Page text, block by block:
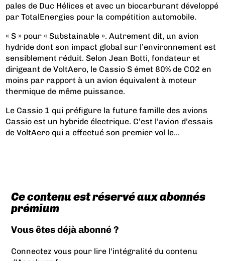
pales de Duc Hélices et avec un biocarburant développé
par TotalEnergies pour la compétition automobile.
« S » pour « Substainable ». Autrement dit, un avion
hydride dont son impact global sur l’environnement est
sensiblement réduit. Selon Jean Botti, fondateur et
dirigeant de VoltAero, le Cassio S émet 80% de CO2 en
moins par rapport à un avion équivalent à moteur
thermique de même puissance.
Le Cassio 1 qui préfigure la future famille des avions
Cassio est un hybride électrique. C’est l’avion d’essais
de VoltAero qui a effectué son premier vol le...
Ce contenu est réservé aux abonnés
prémium
Vous êtes déjà abonné ?
Connectez vous pour lire l'intégralité du contenu